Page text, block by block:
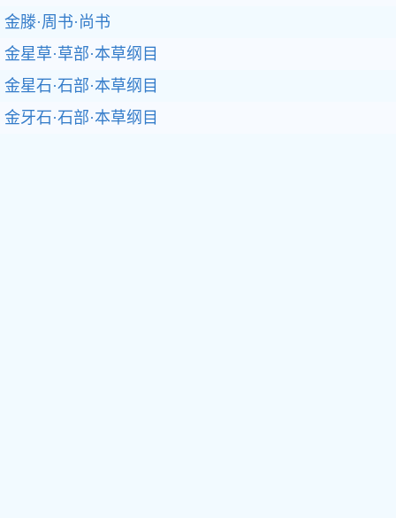
金滕·周书·尚书
金星草·草部·本草纲目
金星石·石部·本草纲目
金牙石·石部·本草纲目